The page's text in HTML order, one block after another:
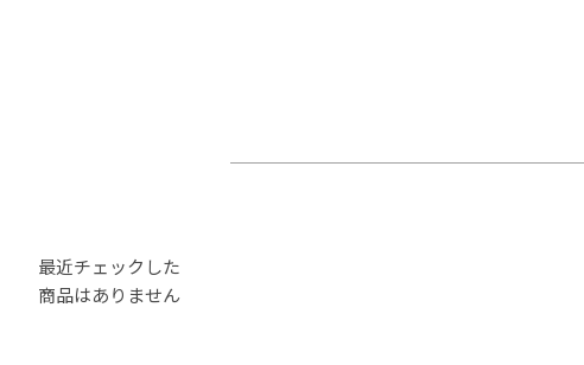
最近チェックした
商品はありません